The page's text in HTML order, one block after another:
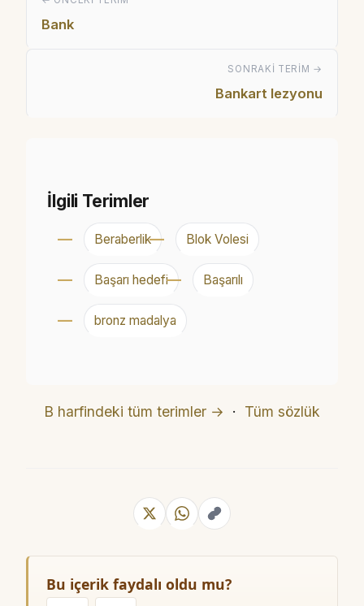
Bank
SONRAKI TERIM →
Bankart lezyonu
İlgili Terimler
Beraberlik Blok Volesi
Başarı hedefi Başarılı
bronz madalya
B harfindeki tüm terimler → · Tüm sözlük
Bu içerik faydalı oldu mu?